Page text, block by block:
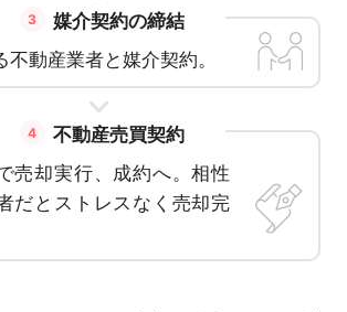
3
媒介契約の締結
動産業者と媒介契約。
4
不動産売買契約
売却実行、成約へ。相性
だとストレスなく売却完